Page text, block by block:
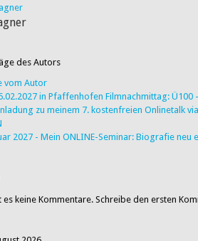
des Autors
vom Autor
in Pfaffenhofen Filmnachmittag: Ü100
zu meinem 7. kostenfreien Onlinetalk
2027 - Mein ONLINE-Seminar: Biografie
keine Kommentare. Schreibe den ersten